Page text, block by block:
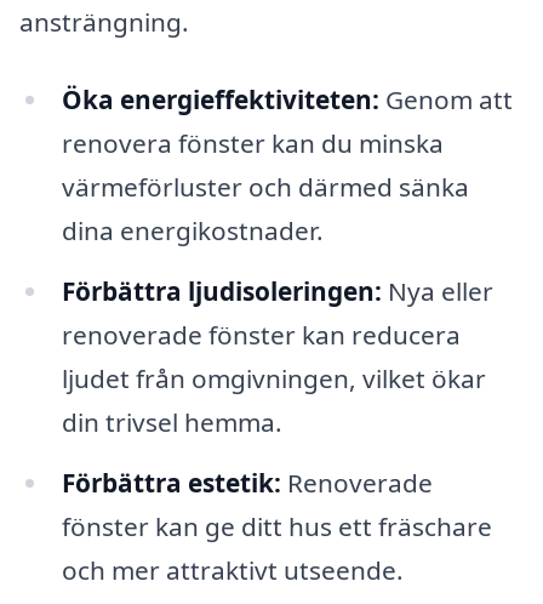
ansträngning.
Öka energieffektiviteten: Genom att
renovera fönster kan du minska
värmeförluster och därmed sänka
dina energikostnader.
Förbättra ljudisoleringen: Nya eller
renoverade fönster kan reducera
ljudet från omgivningen, vilket ökar
din trivsel hemma.
Förbättra estetik: Renoverade
fönster kan ge ditt hus ett fräschare
och mer attraktivt utseende.